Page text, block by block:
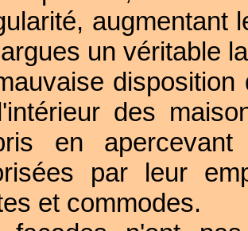
augmentant
un véritable
des
en
par leur
et commodes.